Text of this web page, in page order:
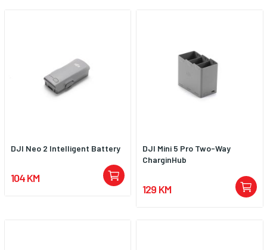
DJI Neo 2 Intelligent Battery
104 KM
DJI Mini 5 Pro Two-Way
CharginHub
129 KM